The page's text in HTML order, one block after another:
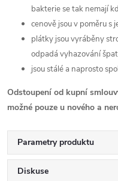
bakterie se tak nemají
cenově jsou v poměru s
plátky jsou vyráběny
odpadá vyhazování
jsou stálé a naprosto
Odstoupení od kupní
možné pouze u nového a
Parametry produktu
Diskuse